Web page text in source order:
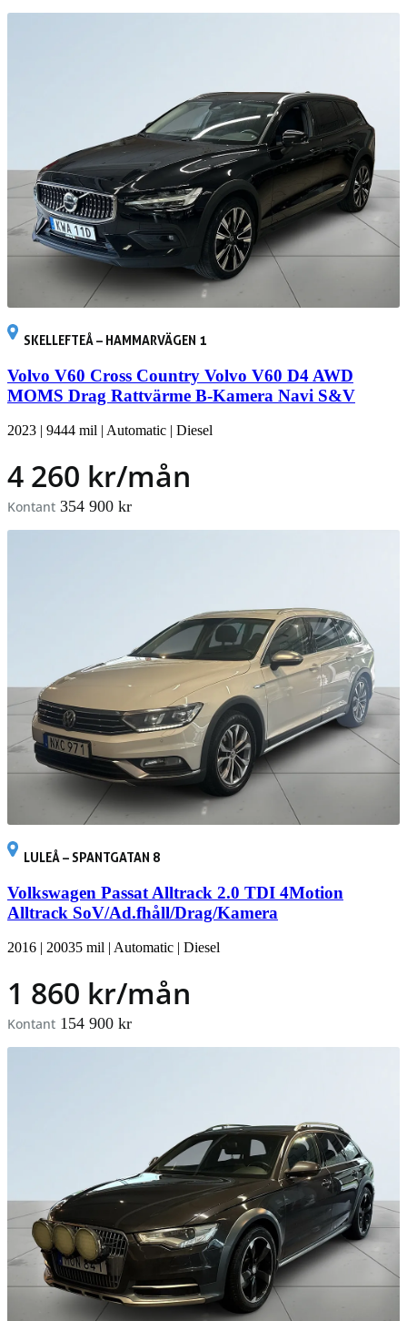
SKELLEFTEÅ – HAMMARVÄGEN 1
Volvo V60 Cross Country Volvo V60 D4 AWD
MOMS Drag Rattvärme B-Kamera Navi S&V
2023 | 9444 mil | Automatic | Diesel
4 260 kr/mån
Kontant 354 900 kr
LULEÅ – SPANTGATAN 8
Volkswagen Passat Alltrack 2.0 TDI 4Motion
Alltrack SoV/Ad.fhåll/Drag/Kamera
2016 20035 mil Automatic Diesel
1 860 kr/mån
Kontant 154 900 kr